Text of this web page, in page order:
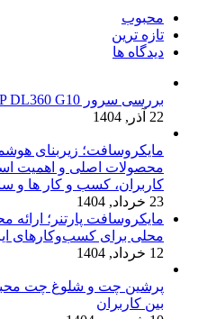
محبوب
تازه ترین
دیدگاه ها
بررسی سرور HP DL360 G10 از نگاه ماهان شبکه ایرانیان
22 آذر, 1404
مایکروسافت؛ زیربنای
محصولات اصلی و اهمیت
کاربران، کسب و کار ها و
23 خرداد, 1404
مایکروسافت پارتنر؛ ارائه
محلی برای کسب‌وکارهای
12 خرداد, 1404
پرشین چت و شلوغ چت
بین کاربران